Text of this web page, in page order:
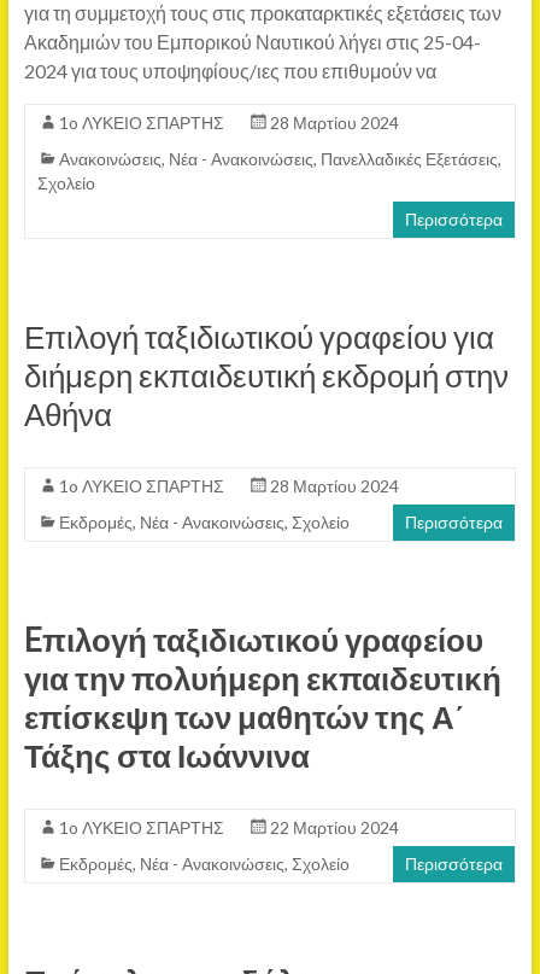
για τη συμμετοχή τους στις προκαταρκτικές εξετάσεις των
Ακαδημιών του Εμπορικού Ναυτικού λήγει στις 25-04-
2024 για τους υποψηφίους/ιες που επιθυμούν να
1o ΛΥΚΕΙΟ ΣΠΑΡΤΗΣ
28 Μαρτίου 2024
Ανακοινώσεις, Νέα - Ανακοινώσεις, Πανελλαδικές Εξετάσεις,
Σχολείο
Περισσότερα
Επιλογή ταξιδιωτικού γραφείου για
διήμερη εκπαιδευτική εκδρομή στην
Αθήνα
1o ΛΥΚΕΙΟ ΣΠΑΡΤΗΣ
28 Μαρτίου 2024
Εκδρομές, Νέα - Ανακοινώσεις, Σχολείο Περισσότερα
Eπιλογή ταξιδιωτικού γραφείου
για την πολυήμερη εκπαιδευτική
επίσκεψη των μαθητών της Α΄
Τάξης στα Ιωάννινα
1o ΛΥΚΕΙΟ ΣΠΑΡΤΗΣ
22 Μαρτίου 2024
Εκδρομές, Νέα - Ανακοινώσεις, Σχολείο Περισσότερα